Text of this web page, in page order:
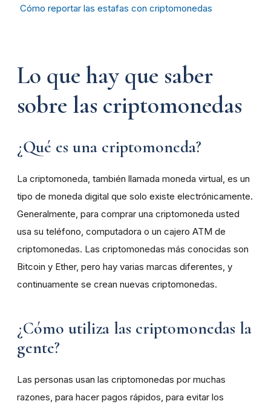
Cómo reportar las estafas con criptomonedas
Lo que hay que saber
sobre las criptomonedas
¿Qué es una criptomoneda?
La criptomoneda, también llamada moneda virtual, es un
tipo de moneda digital que solo existe electrónicamente.
Generalmente, para comprar una criptomoneda usted
usa su teléfono, computadora o un cajero ATM de
criptomonedas. Las criptomonedas más conocidas son
Bitcoin y Ether, pero hay varias marcas diferentes, y
continuamente se crean nuevas criptomonedas.
¿Cómo utiliza las criptomonedas la
gente?
Las personas usan las criptomonedas por muchas
razones, para hacer pagos rápidos, para evitar los